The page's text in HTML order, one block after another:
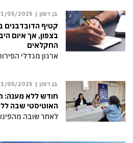
בן רומן | 05/2025
קטיף הדובדבנים
בצפון, אך איום
החקלאים
ארגון מגדלי
בן רומן | 05/2025
חודש ללא מענה:
האוטיסטי שבה
לאחר שובה